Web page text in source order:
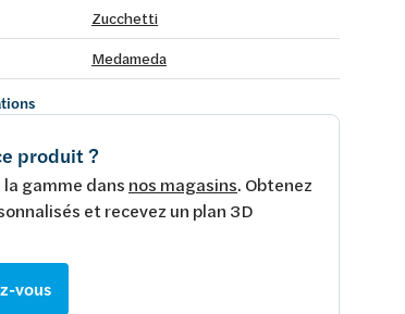
Zucchetti
Medameda
produit ?
gamme dans nos magasins. Obtenez
et recevez un plan 3D
vous